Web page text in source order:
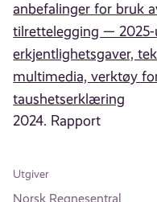
anbefalinger for bruk
tilrettelegging —
erkjentlighetsgaver,
multimedia, verktøy
taushetserklæring
2024. Rapport
Utgiver
Norsk Regnesentral